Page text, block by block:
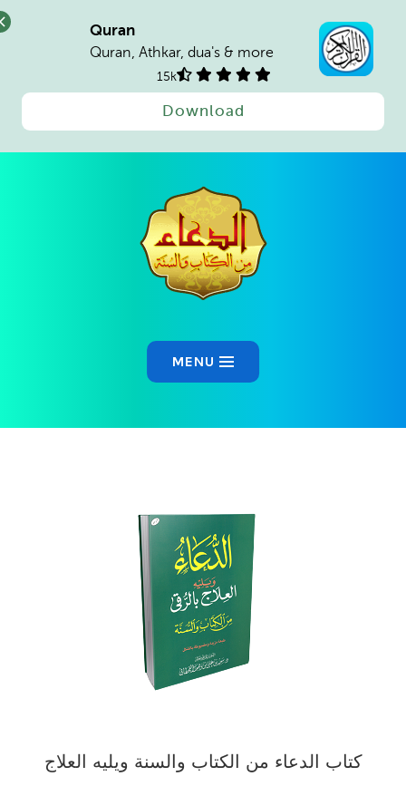
Quran
Quran, Athkar, dua's & more
15k
Download
MENU
كتاب الدعاء من الكتاب والسنة ويليه العلاج